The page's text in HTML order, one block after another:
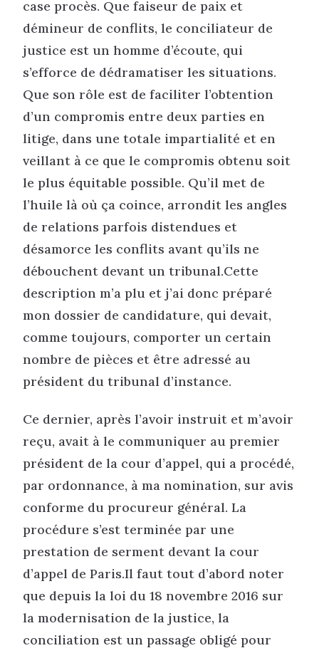
case procès. Que faiseur de paix et
démineur de conflits, le conciliateur de
justice est un homme d’écoute, qui
s’efforce de dédramatiser les situations.
Que son rôle est de faciliter l’obtention
d’un compromis entre deux parties en
litige, dans une totale impartialité et en
veillant à ce que le compromis obtenu soit
le plus équitable possible. Qu’il met de
l’huile là où ça coince, arrondit les angles
de relations parfois distendues et
désamorce les conflits avant qu’ils ne
débouchent devant un tribunal.Cette
description m’a plu et j’ai donc préparé
mon dossier de candidature, qui devait,
comme toujours, comporter un certain
nombre de pièces et être adressé au
président du tribunal d’instance.
Ce dernier, après l’avoir instruit et m’avoir
reçu, avait à le communiquer au premier
président de la cour d’appel, qui a procédé,
par ordonnance, à ma nomination, sur avis
conforme du procureur général. La
procédure s’est terminée par une
prestation de serment devant la cour
d’appel de Paris.Il faut tout d’abord noter
que depuis la loi du 18 novembre 2016 sur
la modernisation de la justice, la
conciliation est un passage obligé pour